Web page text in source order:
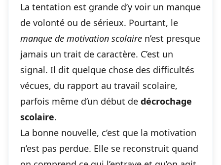
La tentation est grande d’y voir un manque
de volonté ou de sérieux. Pourtant, le
manque de motivation scolaire n’est presque
jamais un trait de caractère. C’est un
signal. Il dit quelque chose des difficultés
vécues, du rapport au travail scolaire,
parfois même d’un début de décrochage
scolaire.
La bonne nouvelle, c’est que la motivation
n’est pas perdue. Elle se reconstruit quand